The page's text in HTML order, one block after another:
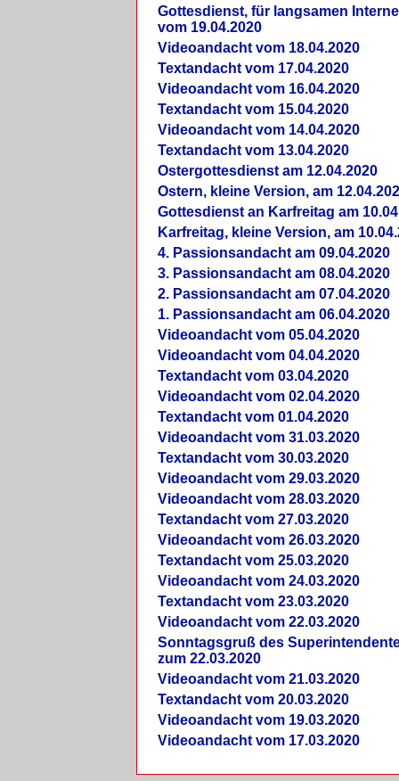
Gottesdienst, für langsamen
vom 19.04.2020
Videoandacht vom 18.04.2020
Textandacht vom 17.04.2020
Videoandacht vom 16.04.2020
Textandacht vom 15.04.2020
Videoandacht vom 14.04.2020
Textandacht vom 13.04.2020
Ostergottesdienst am 12.04.2020
Ostern, kleine Version, am
Gottesdienst an Karfreitag am
Karfreitag, kleine Version, am
4. Passionsandacht am 09.04.2020
3. Passionsandacht am 08.04.2020
2. Passionsandacht am 07.04.2020
1. Passionsandacht am 06.04.2020
Videoandacht vom 05.04.2020
Videoandacht vom 04.04.2020
Textandacht vom 03.04.2020
Videoandacht vom 02.04.2020
Textandacht vom 01.04.2020
Videoandacht vom 31.03.2020
Textandacht vom 30.03.2020
Videoandacht vom 29.03.2020
Videoandacht vom 28.03.2020
Textandacht vom 27.03.2020
Videoandacht vom 26.03.2020
Textandacht vom 25.03.2020
Videoandacht vom 24.03.2020
Textandacht vom 23.03.2020
Videoandacht vom 22.03.2020
Sonntagsgruß des
zum 22.03.2020
Videoandacht vom 21.03.2020
Textandacht vom 20.03.2020
Videoandacht vom 19.03.2020
Videoandacht vom 17.03.2020